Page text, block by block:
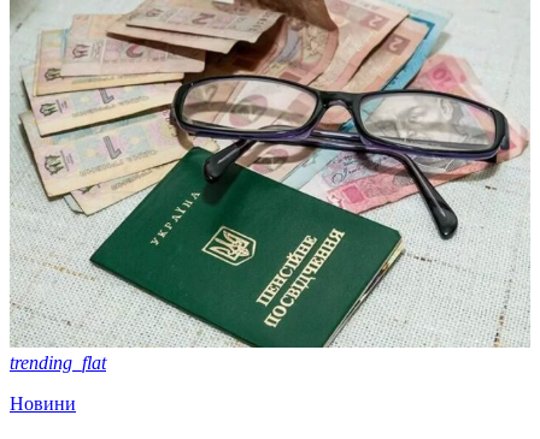
trending_flat
Новини